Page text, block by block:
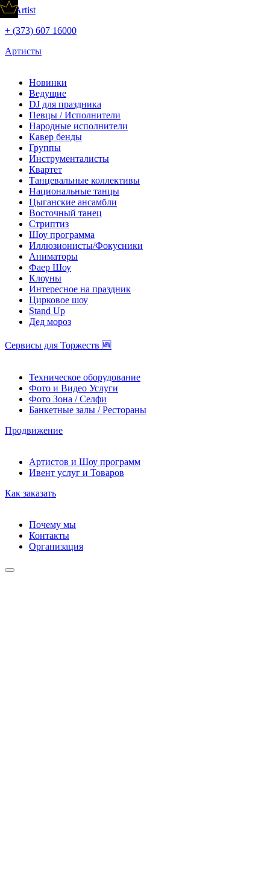
+ (373) 607 16000
Артисты
Новинки
Ведущие
DJ для праздника
Певцы / Исполнители
Народные исполнители
Кавер бенды
Группы
Инструменталисты
Квартет
Танцевальные коллективы
Национальные танцы
Цыганские ансамбли
Восточный танец
Стриптиз
Шоу программа
Иллюзионисты/Фокусники
Аниматоры
Фаер Шоу
Клоуны
Интересное на праздник
Цирковое шоу
Stand Up
Дед мороз
Сервисы для Торжеств 🆕
Техническое оборудование
Фото и Видео Услуги
Фото Зона / Селфи
Банкетные залы / Рестораны
Продвижение
Артистов и Шоу программ
Ивент услуг и Товаров
Как заказать
Почему мы
Контакты
Организация